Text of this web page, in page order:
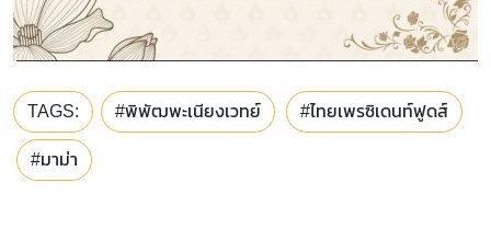
TAGS: #พิพัฒพะเนียงเวทย์ #ไทยเพรซิเดนท์ฟูดส์
#มาม่า